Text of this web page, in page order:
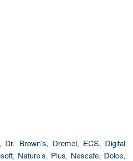
Brown’s, Dremel, ECS, Digital
Nature’s, Plus, Nescafe, Dolce,